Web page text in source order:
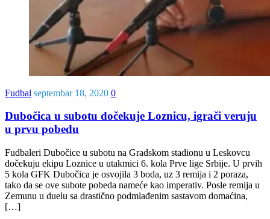
Fudbal septembar 18, 2020 0
Dubočica u subotu dočekuje Loznicu, igrači veruju
u prvu pobedu
Fudbaleri Dubočice u subotu na Gradskom stadionu u Leskovcu
dočekuju ekipu Loznice u utakmici 6. kola Prve lige Srbije. U prvih
5 kola GFK Dubočica je osvojila 3 boda, uz 3 remija i 2 poraza,
tako da se ove subote pobeda nameće kao imperativ. Posle remija u
Zemunu u duelu sa drastično podmlađenim sastavom domaćina,
[…]